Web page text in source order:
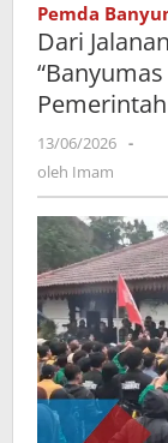
Pemda
Dari
13/06/2026 oleh
-
oleh Imam